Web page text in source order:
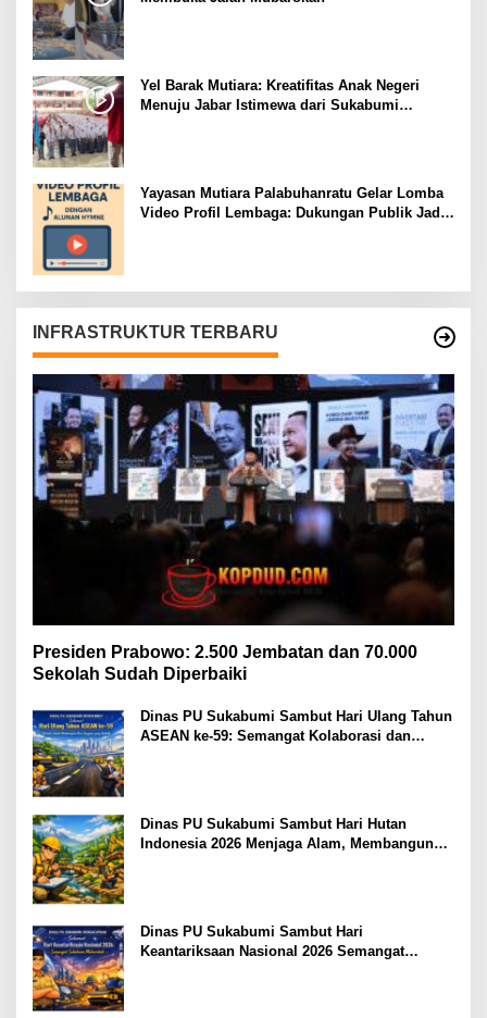
Yel Barak Mutiara: Kreatifitas Anak Negeri
Menuju Jabar Istimewa dari Sukabumi
Yayasan Mutiara Palabuhanratu Gelar Lomba
Video Profil Lembaga: Dukungan Publik Jadi
INFRASTRUKTUR TERBARU
Presiden Prabowo: 2.500 Jembatan dan 70.000
Sekolah Sudah Diperbaiki
Dinas PU Sukabumi Sambut Hari Ulang Tahun
ASEAN ke-59: Semangat Kolaborasi dan
Dinas PU Sukabumi Sambut Hari Hutan
Indonesia 2026 Menjaga Alam, Membangun
Dinas PU Sukabumi Sambut Hari
Keantariksaan Nasional 2026 Semangat